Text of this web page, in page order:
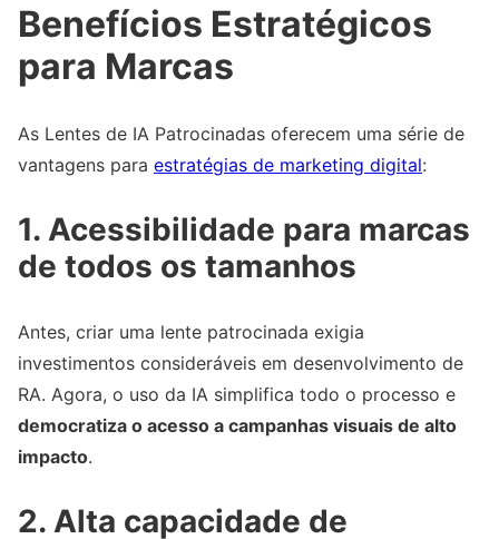
Benefícios Estratégicos
para Marcas
As Lentes de IA Patrocinadas oferecem uma série de
vantagens para estratégias de marketing digital:
1. Acessibilidade para marcas
de todos os tamanhos
Antes, criar uma lente patrocinada exigia
investimentos consideráveis em desenvolvimento de
RA. Agora, o uso da IA simplifica todo o processo e
democratiza o acesso a campanhas visuais de alto
impacto.
2. Alta capacidade de